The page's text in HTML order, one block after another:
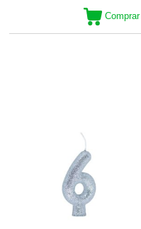
Comprar